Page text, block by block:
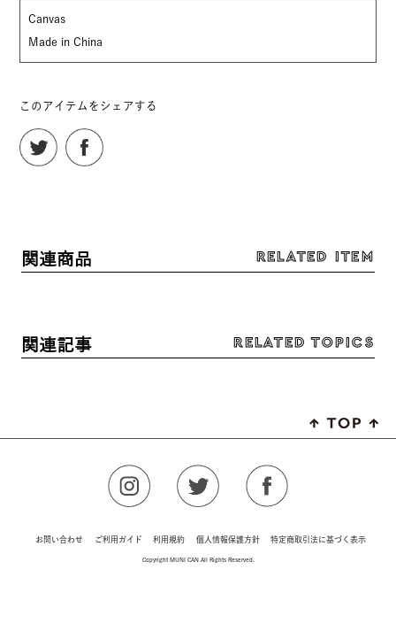
Canvas
Made in China
このアイテムをシェアする
関連商品 RELATED ITEM
関連記事 RELATED TOPICS
お問い合わせ ご利用ガイド 利用規約 個人情報保護方針 特定商取引法に基づく表示
Copyright MUNI CAN All Rights Reserved.